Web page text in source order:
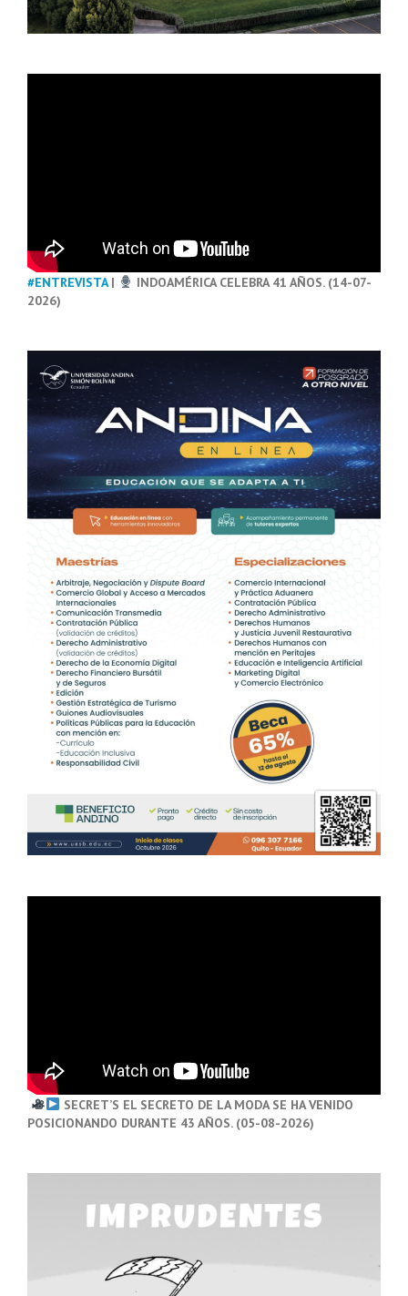
#ENTREVISTA|
INDOAMÉRICA CELEBRA 41 AÑOS. (14-07-
2026)
SECRET’S EL SECRETO DE LA MODA SE HA VENIDO
POSICIONANDO DURANTE 43 AÑOS. (05-08-2026)